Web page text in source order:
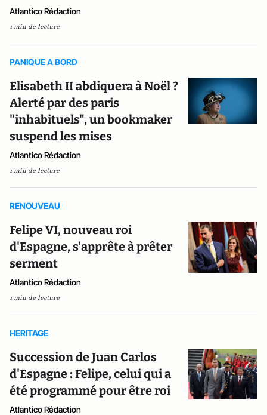
Atlantico Rédaction
1 min de lecture
PANIQUE A BORD
Elisabeth II abdiquera à Noël ?
Alerté par des paris
"inhabituels", un bookmaker
suspend les mises
Atlantico Rédaction
1 min de lecture
RENOUVEAU
Felipe VI, nouveau roi
d'Espagne, s'apprête à prêter
serment
Atlantico Rédaction
1 min de lecture
HERITAGE
Succession de Juan Carlos
d'Espagne : Felipe, celui qui a
été programmé pour être roi
Atlantico Rédaction